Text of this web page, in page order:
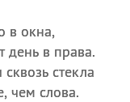
в окна,
день в права.
стекла
чем слова.